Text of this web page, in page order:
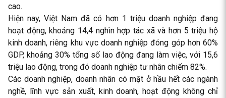
cao.
Hiện nay, Việt Nam đã có hơn 1 triệu doanh nghiệp đang
hoạt động, khoảng 14,4 nghìn hợp tác xã và hơn 5 triệu hộ
kinh doanh, riêng khu vực doanh nghiệp đóng góp hơn 60%
GDP, khoảng 30% tổng số lao động đang làm việc, với 15,6
triệu lao động, trong đó doanh nghiệp tư nhân chiếm 82%.
Các doanh nghiệp, doanh nhân có mặt ở hầu hết các ngành
nghề, lĩnh vực sản xuất, kinh doanh, hoạt động không chỉ